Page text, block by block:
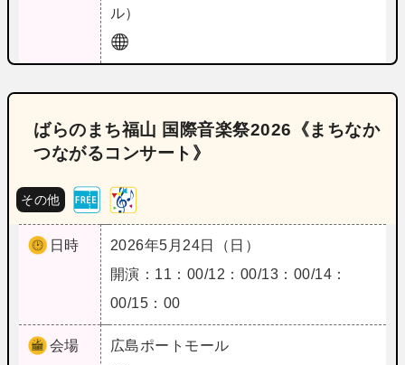
ル）
ばらのまち福山 国際音楽祭2026《まちなか
つながるコンサート》
その他
日時
2026年5月24日（日）
開演：11：00/12：00/13：00/14：
00/15：00
会場 広島ポートモール